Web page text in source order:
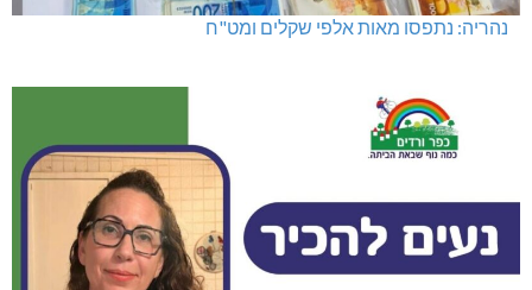
נהריה: נתפסו מאות אלפי שקלים ומט"ח